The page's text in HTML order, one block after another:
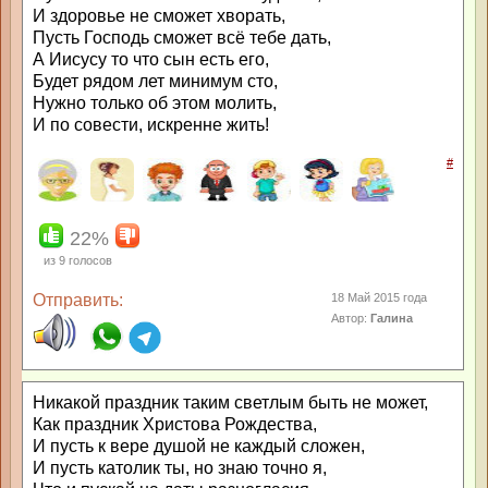
И здоровье не сможет хворать,
Пусть Господь сможет всё тебе дать,
А Иисусу то что сын есть его,
Будет рядом лет минимум сто,
Нужно только об этом молить,
И по совести, искренне жить!
#
22%
из 9 голосов
Отправить:
18 Май 2015 года
Автор:Галина
Никакой праздник таким светлым быть не может,
Как праздник Христова Рождества,
И пусть к вере душой не каждый сложен,
И пусть католик ты, но знаю точно я,